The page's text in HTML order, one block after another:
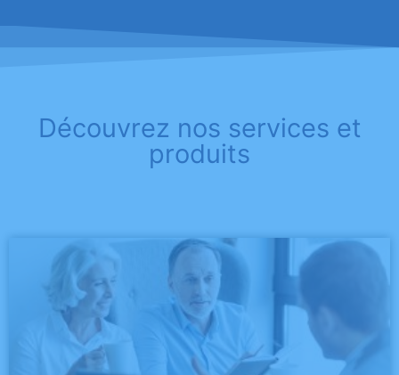
Découvrez nos services et
produits